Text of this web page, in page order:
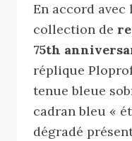
En accord
collection de
75th
réplique
tenue bleue
cadran bleu «
dégradé